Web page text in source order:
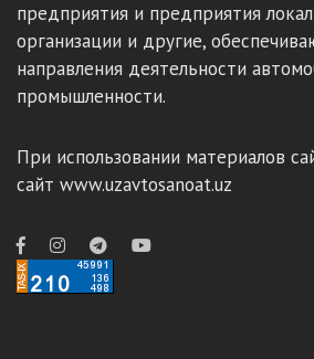
предприятия и предприятия
организации и другие,
направления деятельности
промышленности.
При использовании материалов
сайт www.uzavtosanoat.uz